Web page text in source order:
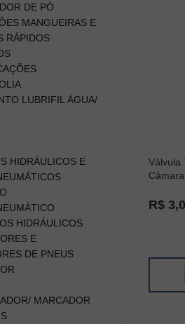
DE PÓ
MANGUEIRAS E
RÁPIDOS
LUBRIFIL ÁGUA/
HIDRÁULICOS E
HIDRÁULICOS
E
DE PNEUS
MARCADOR
Válvula
Câmara
R$